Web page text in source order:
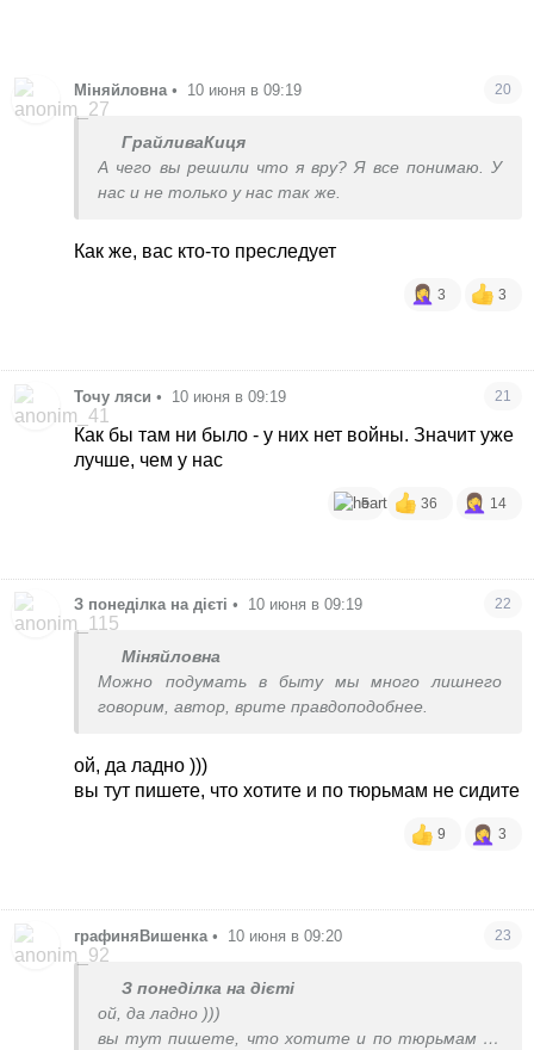
Міняйловна • 10 июня в 09:19 20
ГрайливаКиця
А чего вы решили что я вру? Я все понимаю. У
нас и не только у нас так же.
Как же, вас кто-то преследует
3 3
Точу ляси • 10 июня в 09:19 21
Как бы там ни было - у них нет войны. Значит уже
лучше, чем у нас
5 36 14
З понеділка на дієті • 10 июня в 09:19 22
Міняйловна
Можно подумать в быту мы много лишнего
говорим, автор, врите правдоподобнее.
ой, да ладно )))
вы тут пишете, что хотите и по тюрьмам не сидите
9 3
графиняВишенка • 10 июня в 09:20 23
З понеділка на дієті
ой, да ладно )))
вы тут пишете, что хотите и по тюрьмам не